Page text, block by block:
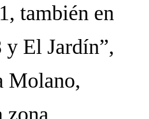
también en
El Jardín”,
Molano,
zona